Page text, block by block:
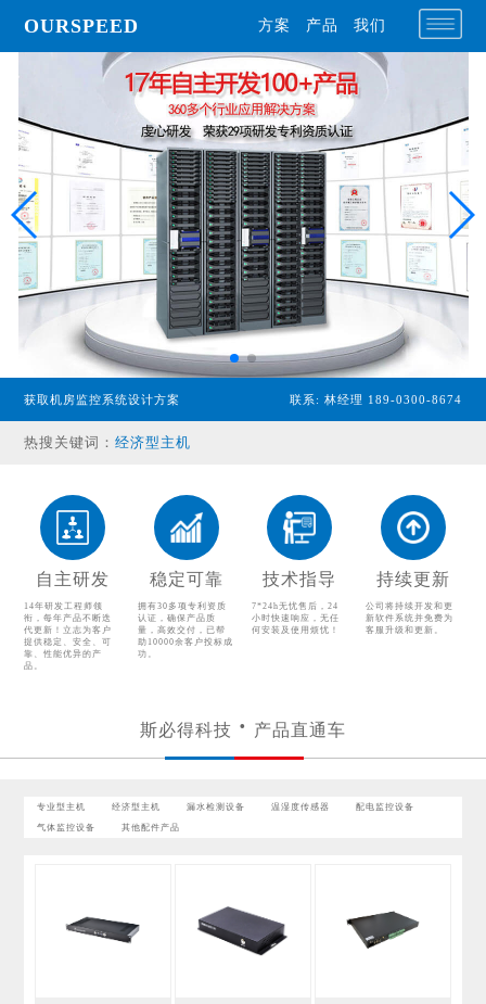
OURSPEED 方案 产品 我们
获取机房监控系统设计方案 联系: 林经理 189-0300-8674
热搜关键词：经济型主机
配电监控设备
气体监控设备
其他配件产品
自主研发
14年研发工程师领
衔，每年产品不断迭
代更新！立志为客户
提供稳定、安全、可
靠、性能优异的产
品。
稳定可靠
拥有30多项专利资质
认证，确保产品质
量，高效交付，已帮
助10000余客户投标成
功。
技术指导
7*24h无忧售后，24
小时快速响应，无任
何安装及使用烦忧！
持续更新
公司将持续开发和更
新软件系统并免费为
客服升级和更新。
斯必得科技 产品直通车
专业型主机 经济型主机 漏水检测设备 温湿度传感器 配电监控设备
气体监控设备 其他配件产品